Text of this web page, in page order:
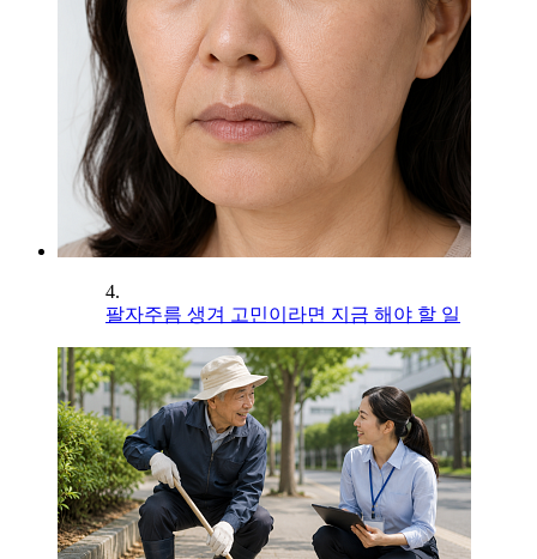
4.
팔자주름 생겨 고민이라면 지금 해야 할 일